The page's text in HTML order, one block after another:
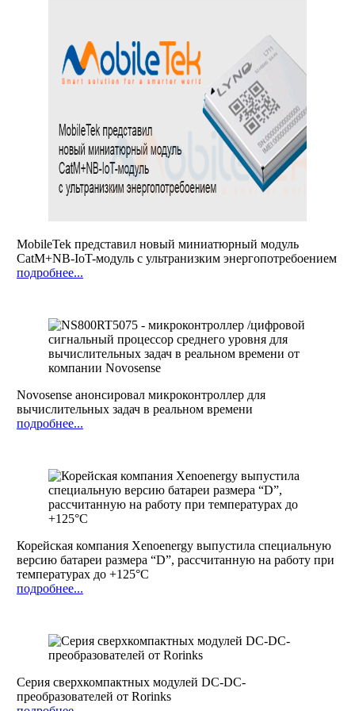
MobileTek представил новый миниатюрный модуль
CatM+NB-IoT-модуль с ультранизким энергопотребоением
подробнее...
Novosense анонсировал микроконтроллер для
вычислительных задач в реальном времени
подробнее...
Корейская компания Xenoenergy выпустила специальную
версию батареи размера “D”, рассчитанную на работу при
температурах до +125°С
подробнее...
Серия сверхкомпактных модулей DC-DC-
преобразователей от Rorinks